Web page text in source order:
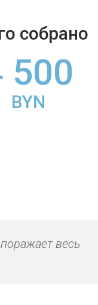
собрано
500
BYN
весь